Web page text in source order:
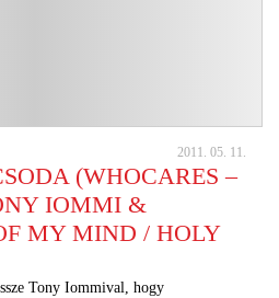
2011. 05. 11.
(WHOCARES –
IOMMI &
MY MIND / HOLY
Tony Iommival, hogy